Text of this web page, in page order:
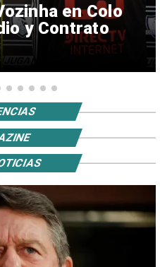
en Colo
y Contrato